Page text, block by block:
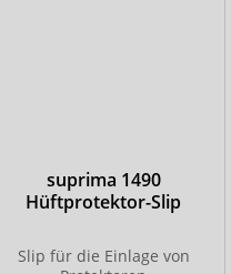
suprima 1490
Hüftprotektor-Slip
Slip für die Einlage von